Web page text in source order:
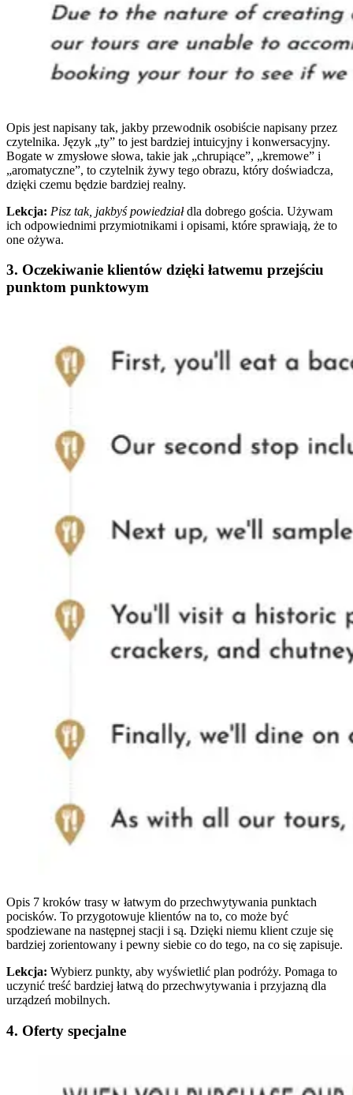
Opis jest napisany tak, jakby przewodnik osobiście napisany przez
czytelnika. Język „ty” to jest bardziej intuicyjny i konwersacyjny.
Bogate w zmysłowe słowa, takie jak „chrupiące”, „kremowe” i
„aromatyczne”, to czytelnik żywy tego obrazu, który doświadcza,
dzięki czemu będzie bardziej realny.
Lekcja: Pisz tak, jakbyś powiedziałdla dobrego gościa. Używam
ich odpowiednimi przymiotnikami i opisami, które sprawiają, że to
one ożywa.
3. Oczekiwanie klientów dzięki łatwemu przejściu
punktom punktowym
Opis 7 kroków trasy w łatwym do przechwytywania punktach
pocisków. To przygotowuje klientów na to, co może być
spodziewane na następnej stacji i są. Dzięki niemu klient czuje się
bardziej zorientowany i pewny siebie co do tego, na co się zapisuje.
Lekcja: Wybierz punkty, aby wyświetlić plan podróży. Pomaga to
uczynić treść bardziej łatwą do przechwytywania i przyjazną dla
urządzeń mobilnych.
4. Oferty specjalne